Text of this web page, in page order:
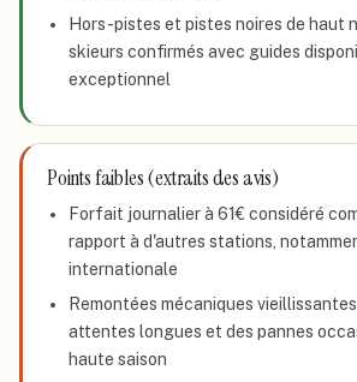
Hors-pistes et pistes noires de haut
skieurs confirmés avec guides
exceptionnel
Points faibles (extraits des avis)
Forfait journalier à 61€ considéré
rapport à d'autres stations,
internationale
Remontées mécaniques
attentes longues et des pannes
haute saison